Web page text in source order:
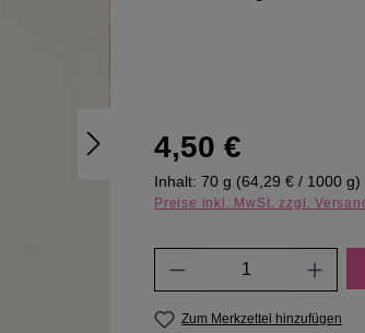
Regulärer Preis:
4,50 €
Inhalt: 70 g (64,29 € / 1000 g)
Preise inkl. MwSt. zzgl.
Produkt Anzahl:
Zum Merkzettel hinzufügen